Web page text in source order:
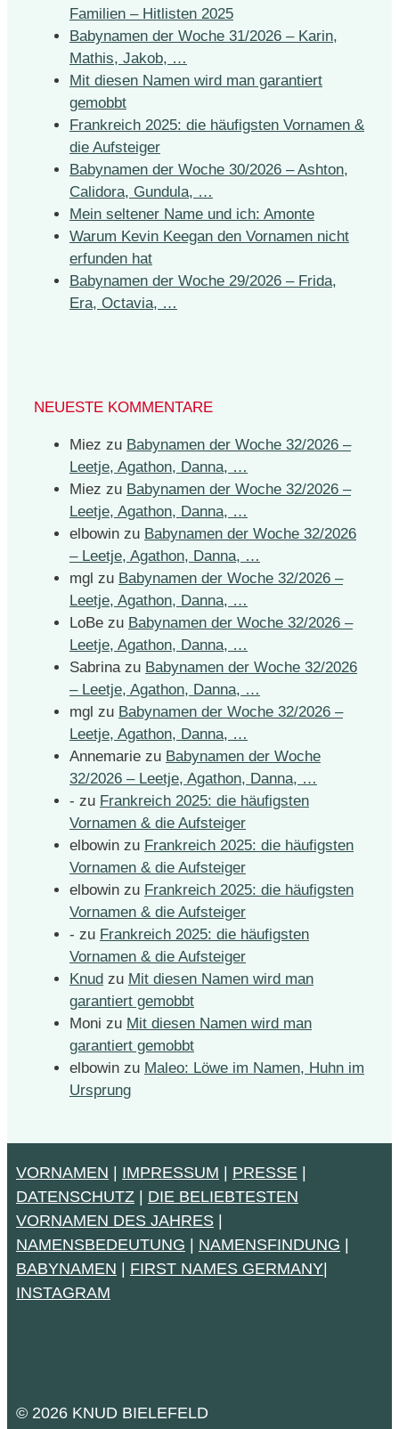
Familien – Hitlisten 2025
Babynamen der Woche 31/2026 – Karin,
Mathis, Jakob, …
Mit diesen Namen wird man garantiert
gemobbt
Frankreich 2025: die häufigsten Vornamen &
die Aufsteiger
Babynamen der Woche 30/2026 – Ashton,
Calidora, Gundula, …
Mein seltener Name und ich: Amonte
Warum Kevin Keegan den Vornamen nicht
erfunden hat
Babynamen der Woche 29/2026 – Frida,
Era, Octavia, …
NEUESTE KOMMENTARE
Miez zu Babynamen der Woche 32/2026 –
Leetje, Agathon, Danna, …
Miez zu Babynamen der Woche 32/2026 –
Leetje, Agathon, Danna, …
elbowin zu Babynamen der Woche 32/2026
– Leetje, Agathon, Danna, …
mgl zu Babynamen der Woche 32/2026 –
Leetje, Agathon, Danna, …
LoBe zu Babynamen der Woche 32/2026 –
Leetje, Agathon, Danna, …
Sabrina zu Babynamen der Woche 32/2026
– Leetje, Agathon, Danna, …
mgl zu Babynamen der Woche 32/2026 –
Leetje, Agathon, Danna, …
Annemarie zu Babynamen der Woche
32/2026 – Leetje, Agathon, Danna, …
- zu Frankreich 2025: die häufigsten
Vornamen & die Aufsteiger
elbowin zu Frankreich 2025: die häufigsten
Vornamen & die Aufsteiger
elbowin zu Frankreich 2025: die häufigsten
Vornamen & die Aufsteiger
- zu Frankreich 2025: die häufigsten
Vornamen & die Aufsteiger
Knud zu Mit diesen Namen wird man
garantiert gemobbt
Moni zu Mit diesen Namen wird man
garantiert gemobbt
elbowin zu Maleo: Löwe im Namen, Huhn im
Ursprung
VORNAMEN | IMPRESSUM | PRESSE |
DATENSCHUTZ | DIE BELIEBTESTEN
VORNAMEN DES JAHRES |
NAMENSBEDEUTUNG | NAMENSFINDUNG |
BABYNAMEN | FIRST NAMES GERMANY|
INSTAGRAM
© 2026 KNUD BIELEFELD